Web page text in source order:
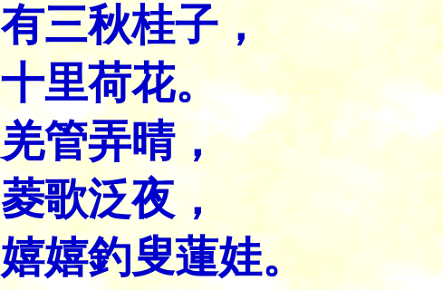
有三秋桂子，
十里荷花。
羌管弄晴，
菱歌泛夜，
嬉嬉釣叟蓮娃。